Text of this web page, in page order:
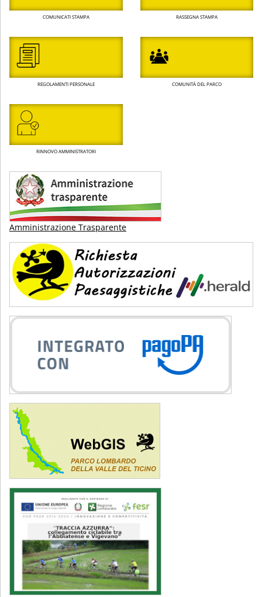
COMUNICATI STAMPA RASSEGNA STAMPA
REGOLAMENTI PERSONALE COMUNITÀ DEL PARCO
RINNOVO AMMINISTRATORI
Amministrazione Trasparente